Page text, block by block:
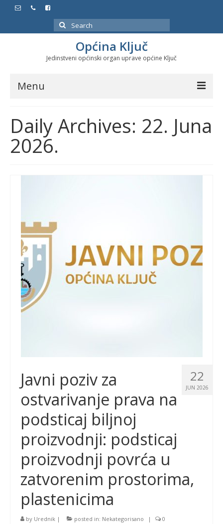
Search
for:
Općina Ključ
Jedinstveni općinski organ uprave općine Ključ
Menu
Službeni glasnici
Javne nabavke
Značajni datumi i manifestacije
Daily Archives: 22. Juna
2026.
22
JUN 2026
Javni poziv za
ostvarivanje prava na
podsticaj biljnoj
proizvodnji: podsticaj
proizvodnji povrća u
zatvorenim prostorima,
plastenicima
by Urednik | posted in: Nekategorisano | 0